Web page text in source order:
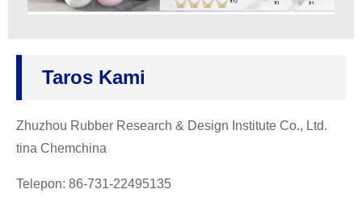
Taros Kami
Zhuzhou Rubber Research & Design Institute Co., Ltd.
tina Chemchina
Telepon: 86-731-22495135